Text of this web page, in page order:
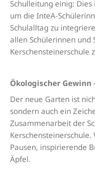
Schulleitung einig:
um die InteA-
Schulalltag zu
allen Schülerinnen und
Kerschensteinerschule
Ökologischer Gewinn
Der neue Garten ist
sondern auch ein
Zusammenarbeit der
Pausen, inspirierende
Äpfel.